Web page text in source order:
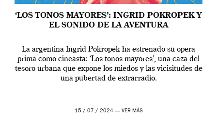
‘LOS TONOS MAYORES’: INGRID POKROPEK Y
EL SONIDO DE LA AVENTURA
La argentina Ingrid Pokropek ha estrenado su opera
prima como cineasta: ‘Los tonos mayores’, una caza del
tesoro urbana que expone los miedos y las vicisitudes de
una pubertad de extrarradio.
15 / 07 / 2024 — VER MÁS